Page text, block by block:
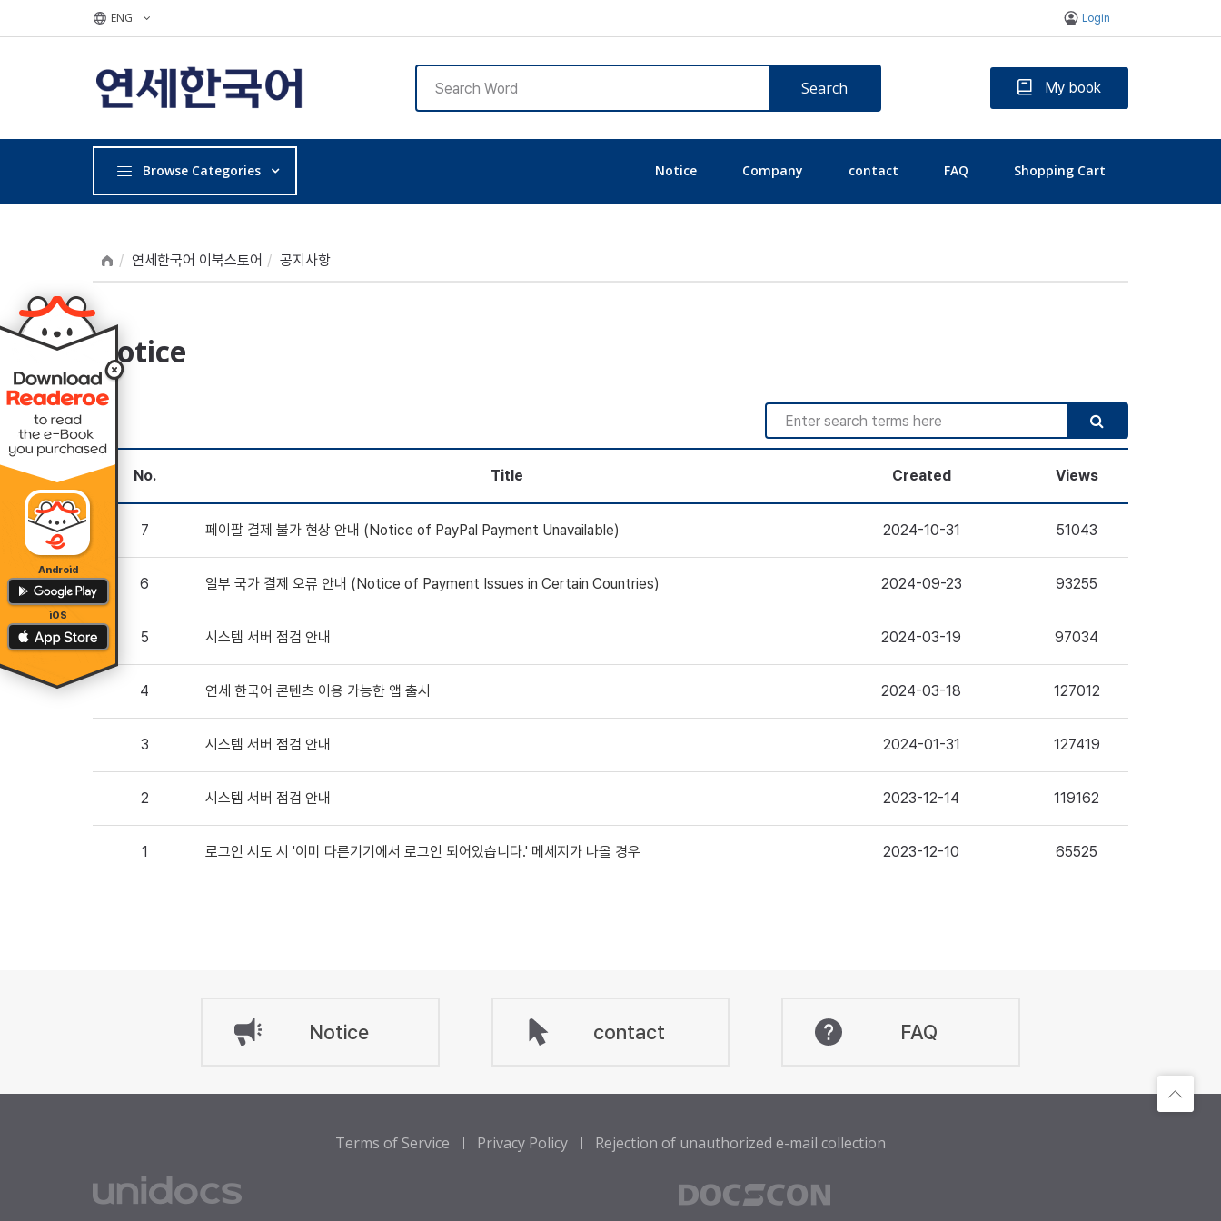
ENG Login
Search My book
Browse Categories Notice Company contact FAQ Shopping Cart
연세한국어 이북스토어 공지사항
Notice
No. Title Created Views
7 페이팔 결제 불가 현상 안내 (Notice of PayPal Payment Unavailable) 2024-10-31 51043
6 일부 국가 결제 오류 안내 (Notice of Payment Issues in Certain Countries) 2024-09-23 93255
5 시스템 서버 점검 안내 2024-03-19 97034
4 연세 한국어 콘텐츠 이용 가능한 앱 출시 2024-03-18 127012
3 시스템 서버 점검 안내 2024-01-31 127419
2 시스템 서버 점검 안내 2023-12-14 119162
1 로그인 시도 시 '이미 다른기기에서 로그인 되어있습니다.' 메세지가 나올 경우 2023-12-10 65525
Notice contact FAQ
Terms of Service Privacy Policy Rejection of unauthorized e-mail collection
Android
iOS